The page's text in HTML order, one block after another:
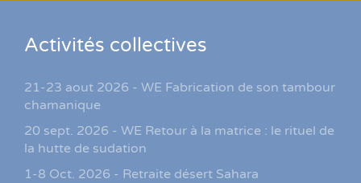
Activités collectives
21-23 aout 2026 - WE Fabrication de son tambour
chamanique
20 sept. 2026 - WE Retour à la matrice : le rituel de
la hutte de sudation
1-8 Oct. 2026 - Retraite désert Sahara